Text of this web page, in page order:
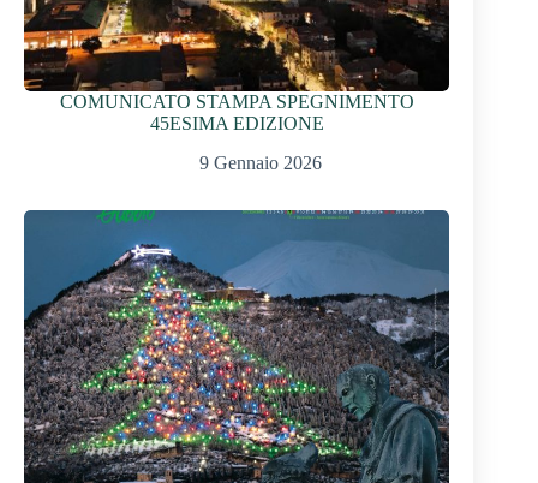
COMUNICATO STAMPA SPEGNIMENTO
45ESIMA EDIZIONE
9 Gennaio 2026